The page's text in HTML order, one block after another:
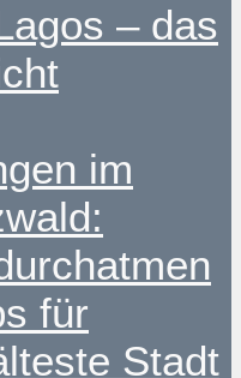
– das
im
für
Stadt